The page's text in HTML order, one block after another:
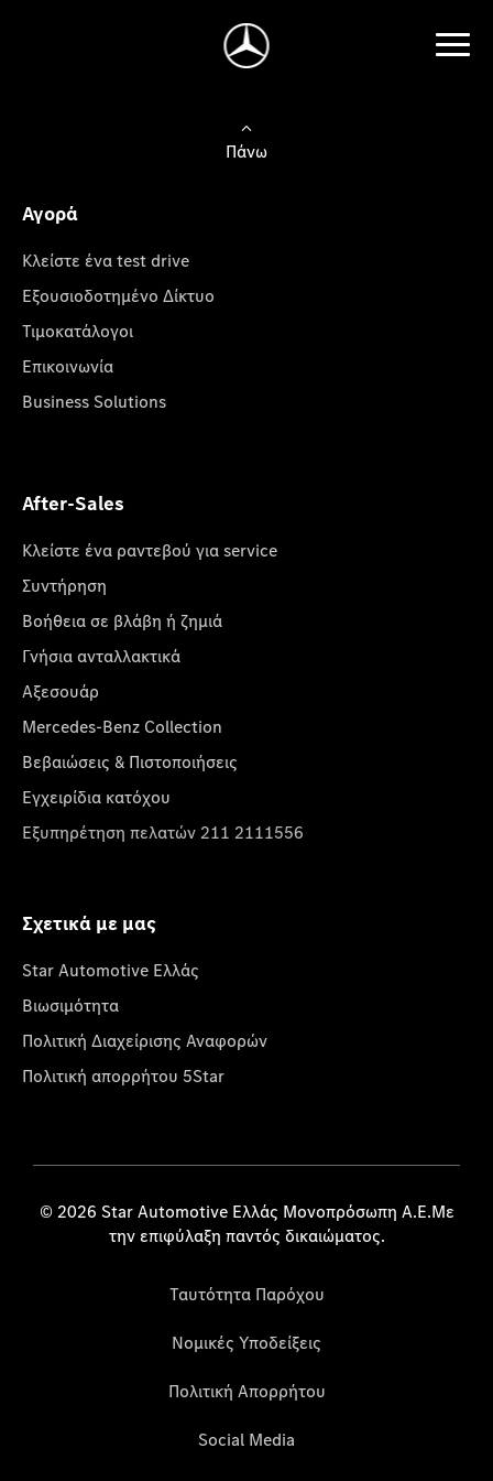
Πάνω
Αγορά
Κλείστε ένα test drive
Εξουσιοδοτημένο Δίκτυο
Τιμοκατάλογοι
Επικοινωνία
Business Solutions
After-Sales
Κλείστε ένα ραντεβού για service
Συντήρηση
Βοήθεια σε βλάβη ή ζημιά
Γνήσια ανταλλακτικά
Αξεσουάρ
Mercedes-Benz Collection
Βεβαιώσεις & Πιστοποιήσεις
Εγχειρίδια κατόχου
Εξυπηρέτηση πελατών 211 2111556
Σχετικά με μας
Star Automotive Ελλάς
Βιωσιμότητα
Πολιτική Διαχείρισης Αναφορών
Πολιτική απορρήτου 5Star
© 2026 Star Automotive Ελλάς Μονοπρόσωπη Α.Ε.Με
την επιφύλαξη παντός δικαιώματος.
Ταυτότητα Παρόχου
Νομικές Υποδείξεις
Πολιτική Απορρήτου
Social Media